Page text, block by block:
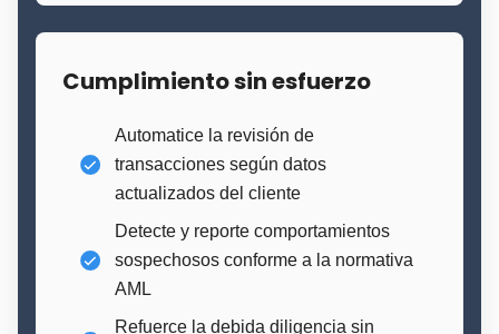
Cumplimiento sin esfuerzo
Automatice la revisión de
transacciones según datos
actualizados del cliente
Detecte y reporte comportamientos
sospechosos conforme a la normativa
AML
Refuerce la debida diligencia sin